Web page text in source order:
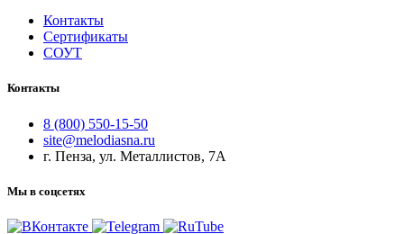
Контакты
Сертификаты
СОУТ
Контакты
8 (800) 550-15-50
site@melodiasna.ru
г. Пенза, ул. Металлистов, 7А
Мы в соцсетях